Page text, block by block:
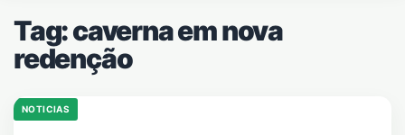
Tag:caverna em nova
redenção
NOTICIAS